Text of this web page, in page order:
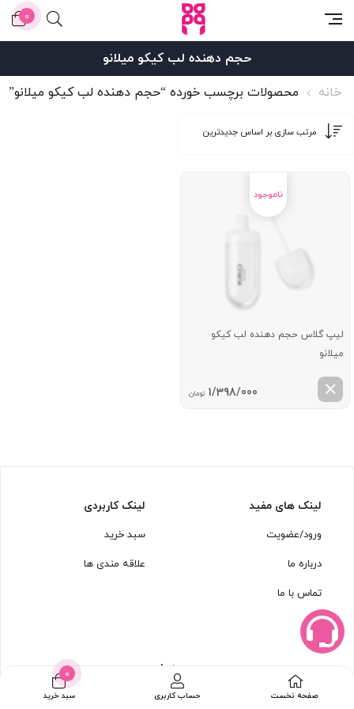
0
حجم دهنده لب کیکو میلانو
خانه
محصولات برچسب خورده “حجم دهنده لب کیکو میلانو”
لیپ گلاس حجم دهنده لب کیکو
میلانو
1/398/000 تومان
صفحه نخست حساب کاربری
0
سبد خرید
لینک های مفید
ورود/عضویت
درباره ما
تماس با ما
لینک کاربردی
سبد خرید
علاقه مندی ها
مجوزها